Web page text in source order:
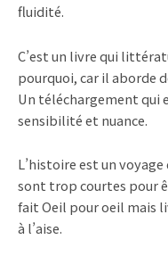
fluidité.
C’est un livre qui
pourquoi, car il aborde
Un téléchargement qui
sensibilité et nuance.
L’histoire est un
sont trop courtes pour
fait Oeil pour oeil mais
à l’aise.